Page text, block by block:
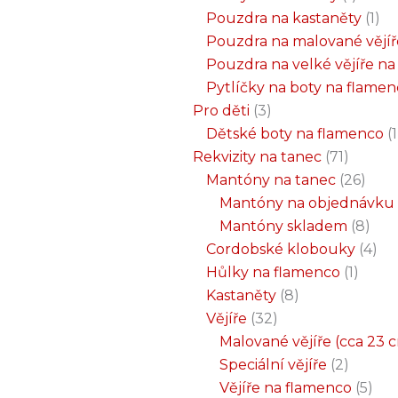
Pouzdra na kastaněty 1
Pouzdra na malované
Pouzdra na velké vějíře
Pytlíčky na boty na
Pro děti 3
Dětské boty na flamenco 1
Rekvizity na tanec 71
Mantóny na tanec 26
Mantóny na objednávku
Mantóny skladem 8
Cordobské klobouky 4
Hůlky na flamenco 1
Kastaněty 8
Vějíře 32
Malované vějíře (cca 23
Speciální vějíře 2
Vějíře na flamenco 5